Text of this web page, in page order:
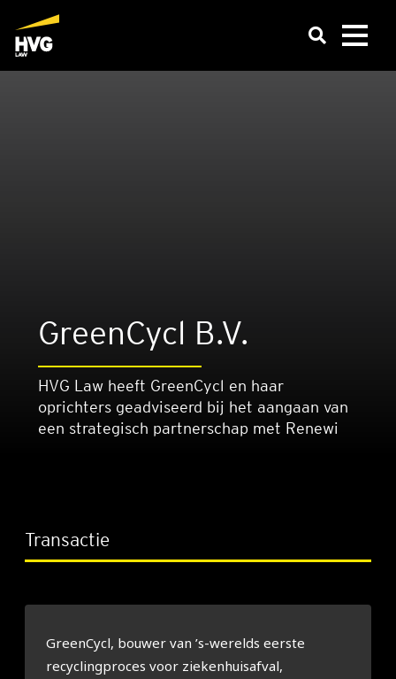
Green­Cy­cl B.V.
HVG Law heeft GreenCycl en haar
oprichters geadviseerd bij het aangaan van
een strategisch partnerschap met Renewi
Transactie
GreenCycl, bouwer van ’s-werelds eerste
recyclingproces voor ziekenhuisafval,